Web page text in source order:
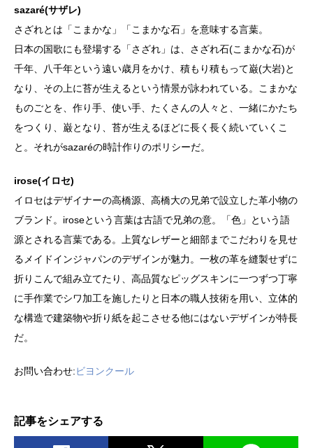
sazaré(サザレ)
さざれとは「こまかな」「こまかな石」を意味する言葉。
日本の国歌にも登場する「さざれ」は、さざれ石(こまかな石)が
千年、八千年という遠い歳月をかけ、積もり積もって巌(大岩)と
なり、その上に苔が生えるという情景が詠われている。こまかな
ものごとを、作り手、使い手、たくさんの人々と、一緒にかたち
をつくり、巌となり、苔が生えるほどに長く長く続いていくこ
と。それがsazaréの時計作りのポリシーだ。
irose(イロセ)
イロセはデザイナーの高橋源、高橋大の兄弟で設立した革小物の
ブランド。iroseという言葉は古語で兄弟の意。「色」という語
源とされる言葉である。上質なレザーと細部までこだわりを見せ
るメイドインジャパンのデザインが魅力。一枚の革を縫製せずに
折りこんで組み立てたり、高品質なピッグスキンに一つずつ丁寧
に手作業でシワ加工を施したりと日本の職人技術を用い、立体的
な構造で建築物や折り紙を起こさせる他にはないデザインが特長
だ。
お問い合わせ:ビヨンクール
記事をシェアする